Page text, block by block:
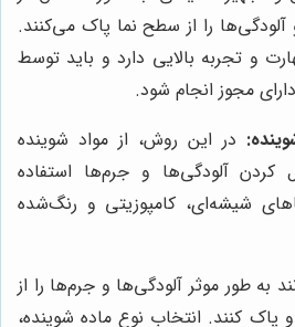
آلودگی‌ها را از سطح نما پاک می‌کنند.
و تجربه بالایی دارد و باید توسط
مجوز انجام شود.
در این روش، از مواد شوینده
آلودگی‌ها و جرم‌ها استفاده
شیشه‌ای، کامپوزیتی و رنگ‌شده
به طور موثر آلودگی‌ها و جرم‌ها را از
کنند. انتخاب نوع ماده شوینده،